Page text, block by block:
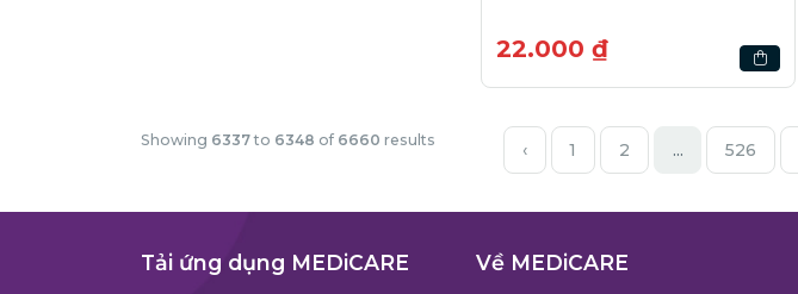
22.000 ₫
Showing 6337to 6348 of 6660 results ‹ 1 2 ... 526
Tải ứng dụng MEDiCARE Về MEDiCARE